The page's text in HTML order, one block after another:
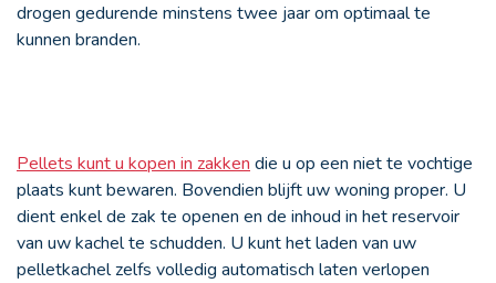
drogen gedurende minstens twee jaar om optimaal te
kunnen branden.
Pellets kunt u kopen in zakken die u op een niet te vochtige
plaats kunt bewaren. Bovendien blijft uw woning proper. U
dient enkel de zak te openen en de inhoud in het reservoir
van uw kachel te schudden. U kunt het laden van uw
pelletkachel zelfs volledig automatisch laten verlopen